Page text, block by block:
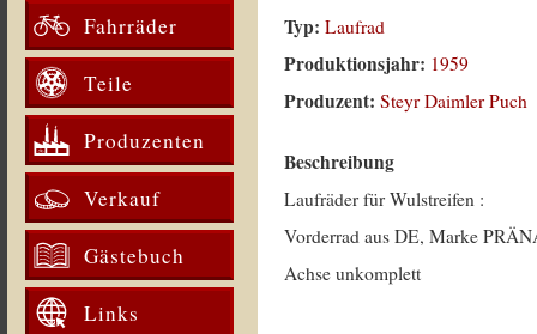
Fahrräder
Teile
Produzenten
Verkauf
Gästebuch
Links
Typ:Laufrad
Produktionsjahr: 1959
Produzent:Steyr Daimler Puch
Beschreibung
Laufräder für Wulstreifen :
Vorderrad aus DE, Marke
Achse unkomplett